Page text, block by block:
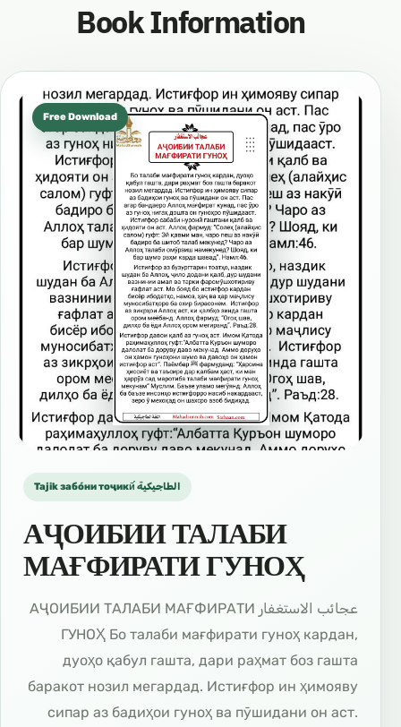
Book Information
Free Download
Tajik забо́ни тоҷикӣ́ الطاجيكية
АҶОИБИИ ТАЛАБИ
МАҒФИРАТИ ГУНОҲ
عجائب الاستغفار АҶОИБИИ ТАЛАБИ МАҒФИРАТИ
ГУНОҲ Бо талаби мағфирати гуноҳ кардан,
дуоҳо қабул гашта, дари раҳмат боз гашта
баракот нозил мегардад. Истиғфор ин ҳимояву
сипар аз бадиҳои гуноҳ ва пӯшидани он аст.